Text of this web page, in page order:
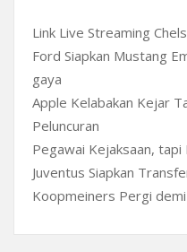
Link Live Streaming
Ford Siapkan Mustang
gaya
Apple Kelabakan Kejar
Peluncuran
Pegawai Kejaksaan, tapi
Juventus Siapkan
Koopmeiners Pergi